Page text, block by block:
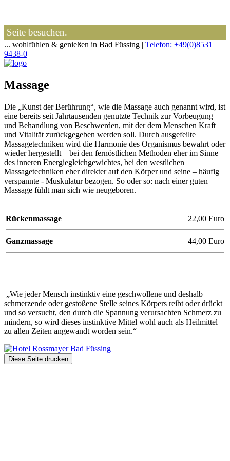
Seite besuchen.
... wohlfühlen & genießen in Bad Füssing | Telefon: +49(0)8531
9438-0
Massage
Die „Kunst der Berührung“, wie die Massage auch genannt wird, ist
eine bereits seit Jahrtausenden genutzte Technik zur Vorbeugung
und Behandlung von Beschwerden, mit der dem Menschen Kraft
und Vitalität zurückgegeben werden soll. Durch ausgefeilte
Massagetechniken wird die Harmonie des Organismus bewahrt oder
wieder hergestellt – bei den fernöstlichen Methoden eher im Sinne
des inneren Energiegleichgewichtes, bei den westlichen
Massagetechniken eher direkter auf den Körper und seine – häufig
verspannte - Muskulatur bezogen. So oder so: nach einer guten
Massage fühlt man sich wie neugeboren.
Rückenmassage 22,00 Euro
Ganzmassage 44,00 Euro
„Wie jeder Mensch instinktiv eine geschwollene und deshalb
schmerzende oder gestoßene Stelle seines Körpers reibt oder drückt
und so versucht, den durch die Spannung verursachten Schmerz zu
mindern, so wird dieses instinktive Mittel wohl auch als Heilmittel
zu allen Zeiten angewandt worden sein.“
Diese Seite drucken